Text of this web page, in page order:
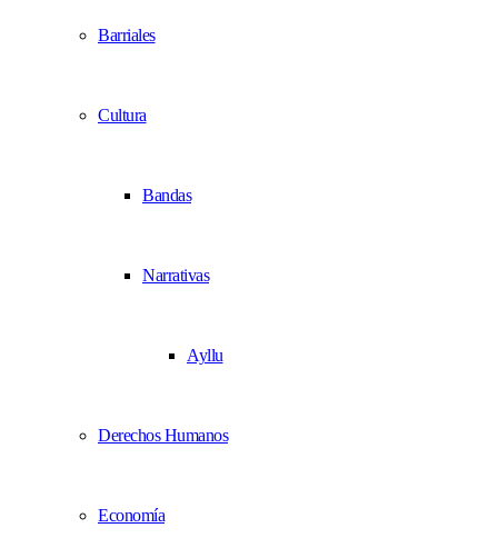
Barriales
Cultura
Bandas
Narrativas
Ayllu
Derechos Humanos
Economía